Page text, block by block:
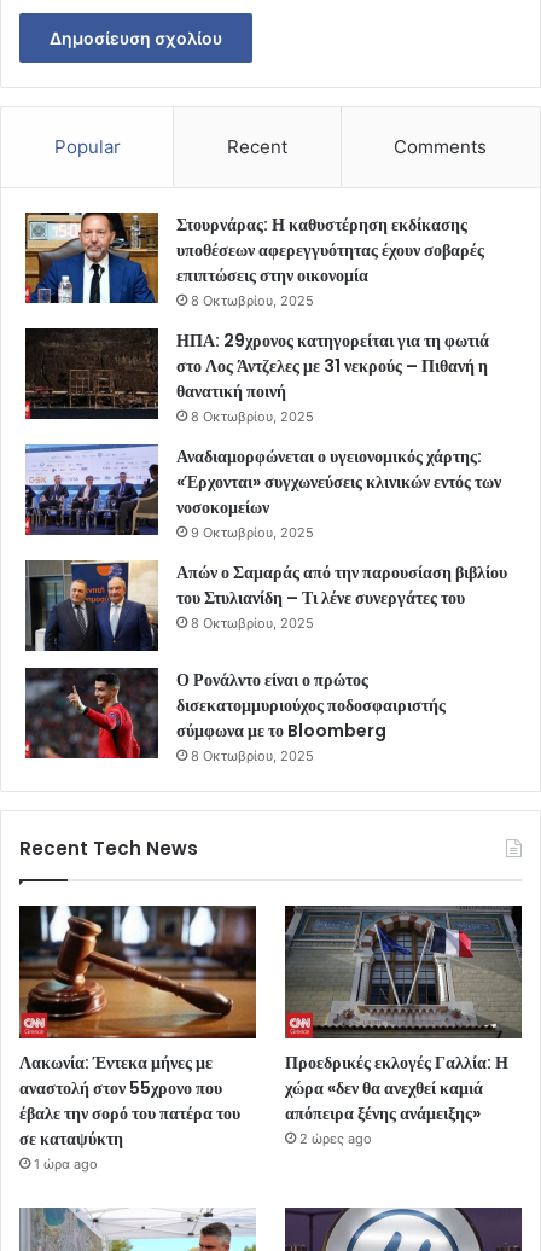
Popular Recent Comments
Στουρνάρας: Η καθυστέρηση εκδίκασης
υποθέσεων αφερεγγυότητας έχουν σοβαρές
επιπτώσεις στην οικονομία
8 Οκτωβρίου, 2025
ΗΠΑ: 29χρονος κατηγορείται για τη φωτιά
στο Λος Άντζελες με 31 νεκρούς – Πιθανή η
θανατική ποινή
8 Οκτωβρίου, 2025
Αναδιαμορφώνεται ο υγειονομικός χάρτης:
«Έρχονται» συγχωνεύσεις κλινικών εντός των
νοσοκομείων
9 Οκτωβρίου, 2025
Απών ο Σαμαράς από την παρουσίαση βιβλίου
του Στυλιανίδη – Τι λένε συνεργάτες του
8 Οκτωβρίου, 2025
Ο Ρονάλντο είναι ο πρώτος
δισεκατομμυριούχος ποδοσφαιριστής
σύμφωνα με το Bloomberg
8 Οκτωβρίου, 2025
Recent Tech News
Λακωνία: Έντεκα μήνες με
αναστολή στον 55χρονο που
έβαλε την σορό του πατέρα του
σε καταψύκτη
1 ώρα ago
Προεδρικές εκλογές Γαλλία: Η
χώρα «δεν θα ανεχθεί καμιά
απόπειρα ξένης ανάμειξης»
2 ώρες ago